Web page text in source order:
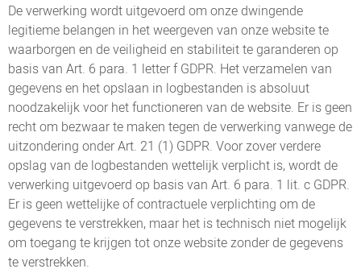
De verwerking wordt uitgevoerd om onze dwingende
legitieme belangen in het weergeven van onze website te
waarborgen en de veiligheid en stabiliteit te garanderen op
basis van Art. 6 para. 1 letter f GDPR. Het verzamelen van
gegevens en het opslaan in logbestanden is absoluut
noodzakelijk voor het functioneren van de website. Er is geen
recht om bezwaar te maken tegen de verwerking vanwege de
uitzondering onder Art. 21 (1) GDPR. Voor zover verdere
opslag van de logbestanden wettelijk verplicht is, wordt de
verwerking uitgevoerd op basis van Art. 6 para. 1 lit. c GDPR.
Er is geen wettelijke of contractuele verplichting om de
gegevens te verstrekken, maar het is technisch niet mogelijk
om toegang te krijgen tot onze website zonder de gegevens
te verstrekken.